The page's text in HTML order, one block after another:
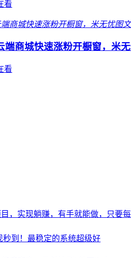
看
端商城快速涨粉开橱窗，米
看
目，实现躺赚，有手就能做，只要
秒到！最稳定的系统超级好